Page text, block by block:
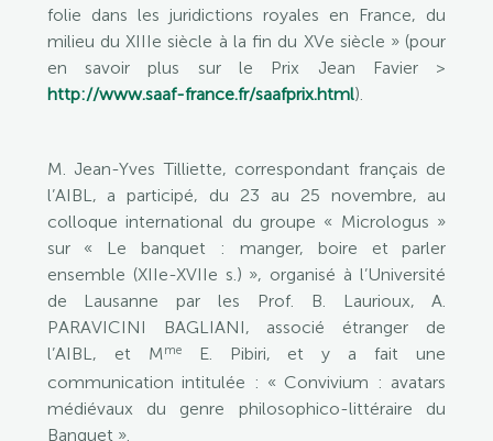
folie dans les juridictions royales en France, du
milieu du XIIIe siècle à la fin du XVe siècle » (pour
en savoir plus sur le Prix Jean Favier >
http://www.saaf-france.fr/saafprix.html).
M. Jean-Yves Tilliette, correspondant français de
l’AIBL, a participé, du 23 au 25 novembre, au
colloque international du groupe « Micrologus »
sur « Le banquet : manger, boire et parler
ensemble (XIIe-XVIIe s.) », organisé à l’Université
de Lausanne par les Prof. B. Laurioux, A.
PARAVICINI BAGLIANI, associé étranger de
l’AIBL, et MmeE. Pibiri, et y a fait une
communication intitulée : « Convivium : avatars
médiévaux du genre philosophico-littéraire du
Banquet ».